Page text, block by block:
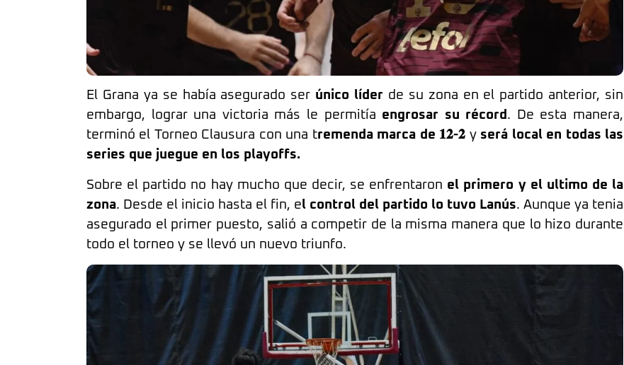
El Grana ya se había asegurado ser único líder de su zona en el partido anterior, sin
embargo, lograr una victoria más le permitía engrosar su récord . De esta manera,
terminó el Torneo Clausura con una tremenda marca de 𝟏𝟐-𝟐 y será local en todas las
series que juegue en los playoffs.
Sobre el partido no hay mucho que decir, se enfrentaron el primero y el ultimo de la
zona. Desde el inicio hasta el fin, el control del partido lo tuvo Lanús. Aunque ya tenia
asegurado el primer puesto, salió a competir de la misma manera que lo hizo durante
todo el torneo y se llevó un nuevo triunfo.